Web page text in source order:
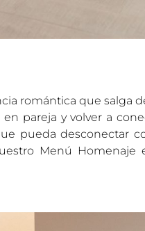
romántica que salga
pareja y volver a
pueda desconectar
Menú Homenaje